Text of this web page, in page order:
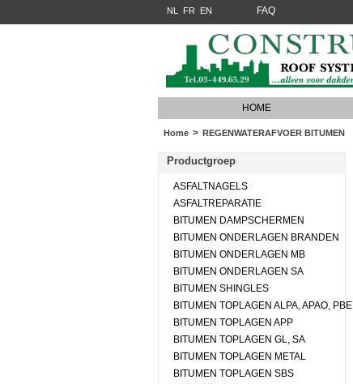
NL FR EN FAQ
HOME
Home > REGENWATERAFVOER BITUMEN
Productgroep
ASFALTNAGELS
ASFALTREPARATIE
BITUMEN DAMPSCHERMEN
BITUMEN ONDERLAGEN BRANDEN
BITUMEN ONDERLAGEN MB
BITUMEN ONDERLAGEN SA
BITUMEN SHINGLES
BITUMEN TOPLAGEN ALPA, APAO, PBE
BITUMEN TOPLAGEN APP
BITUMEN TOPLAGEN GL, SA
BITUMEN TOPLAGEN METAL
BITUMEN TOPLAGEN SBS